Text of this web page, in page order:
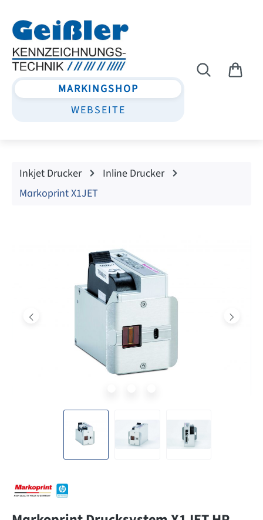
MARKINGSHOP
WEBSEITE
Inkjet Drucker
Inline Drucker
Markoprint X1JET